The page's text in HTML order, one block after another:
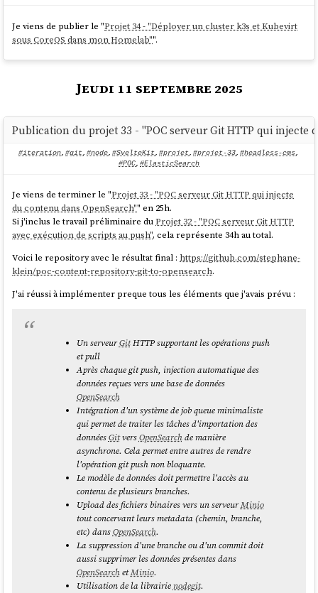
Je viens de publier le "Projet 34 - "Déployer un cluster k3s et Kubevirt
sous CoreOS dans mon Homelab"".
Jeudi 11 septembre 2025
Publication du projet 33 - "POC serveur Git HTTP qui injecte
#iteration, #git, #node, #SvelteKit, #projet, #projet-33, #headless-cms,
#POC, #ElasticSearch
Je viens de terminer le "Projet 33 - "POC serveur Git HTTP qui injecte
du contenu dans OpenSearch"" en 25h.
Si j'inclus le travail préliminaire duProjet 32 - "POC serveur Git HTTP
avec exécution de scripts au push", cela représente 34h au total.
Voici le repository avec le résultat final : https://github.com/stephane-
klein/poc-content-repository-git-to-opensearch.
J'ai réussi à implémenter preque tous les éléments que j'avais prévu :
Un serveurGitHTTP supportant les opérations push
et pull
Après chaquegit push, injection automatique des
données reçues vers une base de données
OpenSearch
Intégration d'un système de job queue minimaliste
qui permet de traiter les tâches d'importation des
donnéesGitversOpenSearchde manière
asynchrone. Cela permet entre autres de rendre
l'opérationgit pushnon bloquante.
Le modèle de données doit permettre l'accès au
contenu de plusieurs branches.
Upload des fichiers binaires vers un serveurMinio
tout concervant leurs metadata (chemin, branche,
etc) dansOpenSearch.
La suppression d'une branche ou d'un commit doit
aussi supprimer les données présentes dans
OpenSearchetMinio.
Utilisation de la librairienodegit.